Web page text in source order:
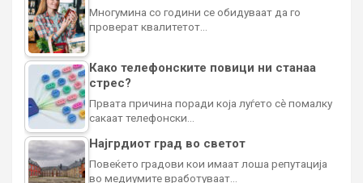
Многумина со години се обидуваат да го
проверат квалитетот…
Како телефонските повици ни станаа
стрес?
Првата причина поради која луѓето сè помалку
сакаат телефонски…
Најгрдиот град во светот
Повеќето градови кои имаат лоша репутација
во медиумите вработуваат…